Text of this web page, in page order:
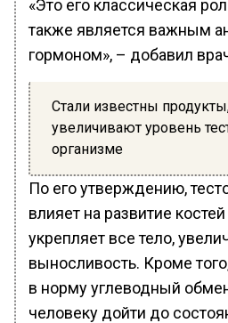
«Это его классическая
также является важным
гормоном», – добавил
Стали известны
увеличивают уровень
организме
По его утверждению,
влияет на развитие
укрепляет все тело,
выносливость. Кроме
в норму углеводный
человеку дойти до